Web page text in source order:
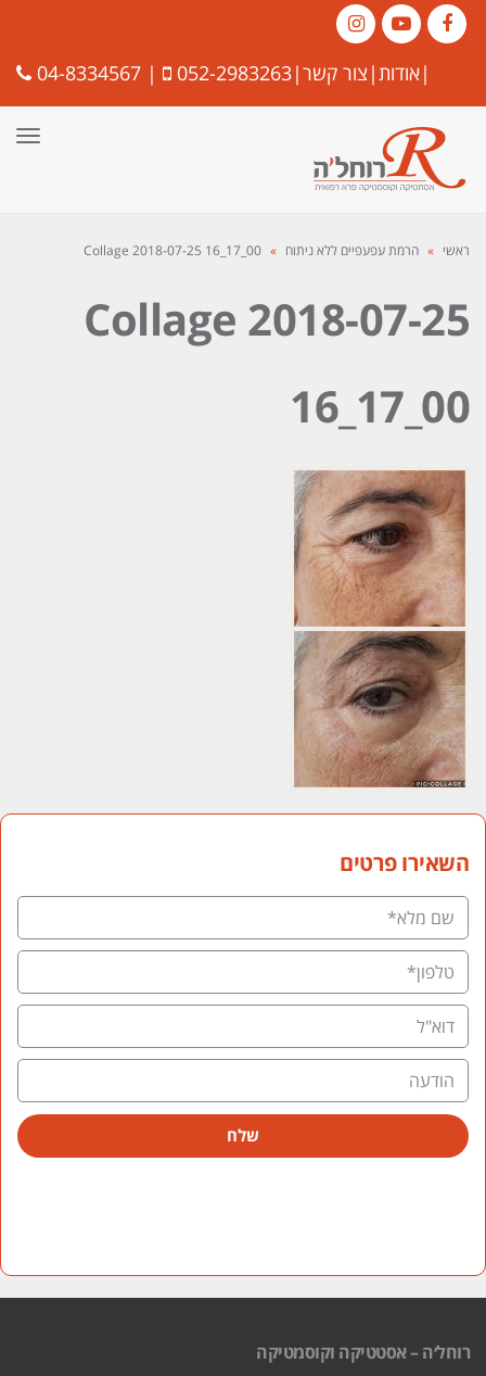
Facebook
YouTube
Instagram |אודות| צור קשר|
052-2983263
|
04-8334567
ראשי » הרמת עפעפיים ללא ניתוח »
Collage 2018-07-25 16_17_00
Collage 2018-07-25
16_17_00
השאירו פרטים
שלח
רוחל׳ה – אסטטיקה וקוסמטיקה